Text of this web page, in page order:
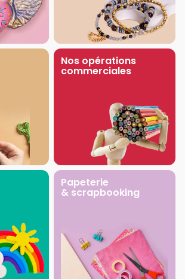
Nos opérations
commerciales
Papeterie
& scrapbooking